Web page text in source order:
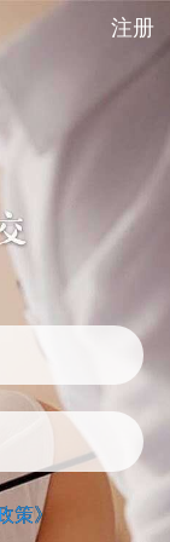
注册
策》